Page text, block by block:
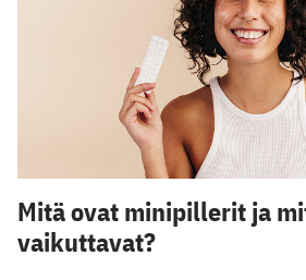
Mitä ovat minipillerit ja
vaikuttavat?